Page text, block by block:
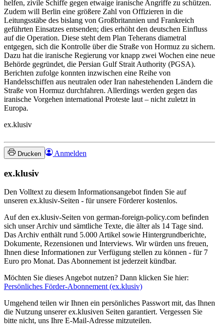
helfen, zivile Schiffe gegen etwaige iranische Angriffe zu schützen.
Zudem will Berlin eine größere Zahl von Offizieren in die
Leitungsstäbe des bislang von Großbritannien und Frankreich
geführten Einsatzes entsenden; dies erhöht den deutschen Einfluss
auf die Operation. Diese steht dem Plan Teherans diametral
entgegen, sich die Kontrolle über die Straße von Hormuz zu sichern.
Dazu hat die iranische Regierung vor knapp zwei Wochen eine neue
Behörde gegründet, die Persian Gulf Strait Authority (PGSA).
Berichten zufolge konnten inzwischen eine Reihe von
Handelsschiffen aus neutralen oder Iran nahestehenden Ländern die
Straße von Hormuz durchfahren. Allerdings werden gegen das
iranische Vorgehen international Proteste laut – nicht zuletzt in
Europa.
ex.klusiv
Drucken Anmelden
ex.klusiv
Den Volltext zu diesem Informationsangebot finden Sie auf
unseren ex.klusiv-Seiten - für unsere Förderer kostenlos.
Auf den ex.klusiv-Seiten von german-foreign-policy.com befinden
sich unser Archiv und sämtliche Texte, die älter als 14 Tage sind.
Das Archiv enthält rund 5.000 Artikel sowie Hintergrundberichte,
Dokumente, Rezensionen und Interviews. Wir würden uns freuen,
Ihnen diese Informationen zur Verfügung stellen zu können - für 7
Euro pro Monat. Das Abonnement ist jederzeit kündbar.
Möchten Sie dieses Angebot nutzen? Dann klicken Sie hier:
Persönliches Förder-Abonnement (ex.klusiv)
Umgehend teilen wir Ihnen ein persönliches Passwort mit, das Ihnen
die Nutzung unserer ex.klusiven Seiten garantiert. Vergessen Sie
bitte nicht, uns Ihre E-Mail-Adresse mitzuteilen.